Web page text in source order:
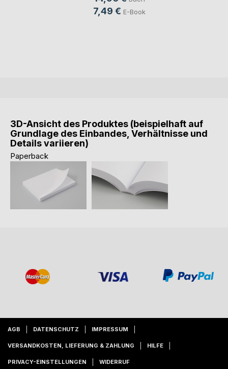
7,49 € E-Book
3D-Ansicht des Produktes (beispielhaft auf
Grundlage des Einbandes, Verhältnisse und
Details variieren)
Paperback
AGB DATENSCHUTZ IMPRESSUM
VERSANDKOSTEN, LIEFERUNG & ZAHLUNG HILFE
PRIVACY-EINSTELLUNGEN WIDERRUF